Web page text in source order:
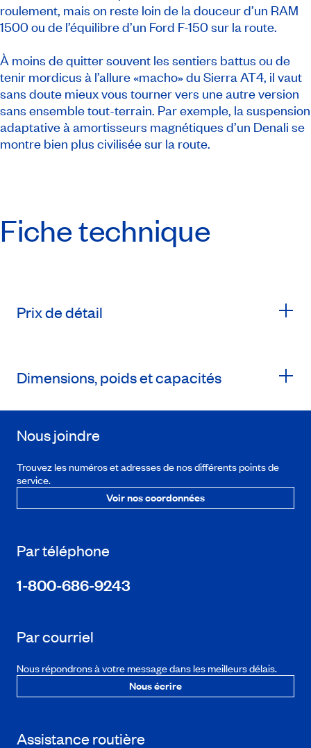
roulement, mais on reste loin de la douceur d’un RAM
1500 ou de l’équilibre d’un Ford F-150 sur la route.
À moins de quitter souvent les sentiers battus ou de
tenir mordicus à l’allure «macho» du Sierra AT4, il vaut
sans doute mieux vous tourner vers une autre version
sans ensemble tout-terrain. Par exemple, la suspension
adaptative à amortisseurs magnétiques d’un Denali se
montre bien plus civilisée sur la route.
Fiche technique
Prix de détail
Dimensions, poids et capacités
Nous joindre
Trouvez les numéros et adresses de nos différents points de
service.
Voir nos coordonnées
Par téléphone
1-800-686-9243
Par courriel
Nous répondrons à votre message dans les meilleurs délais.
Nous écrire
Assistance routière